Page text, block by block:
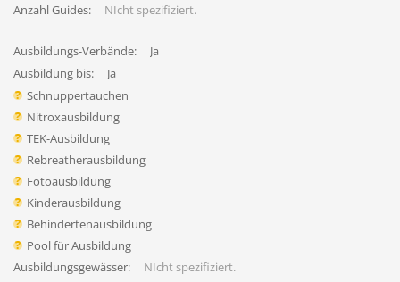
Anzahl Guides: NIcht spezifiziert.
Ausbildungs-Verbände:
Ja
Ausbildung bis:
Ja
Schnuppertauchen
Nitroxausbildung
TEK-Ausbildung
Rebreatherausbildung
Fotoausbildung
Kinderausbildung
Behindertenausbildung
Pool für Ausbildung
Ausbildungsgewässer:
NIcht spezifiziert.